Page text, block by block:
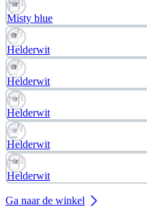
Misty blue
Helderwit
Helderwit
Helderwit
Helderwit
Helderwit
Ga naar de winkel